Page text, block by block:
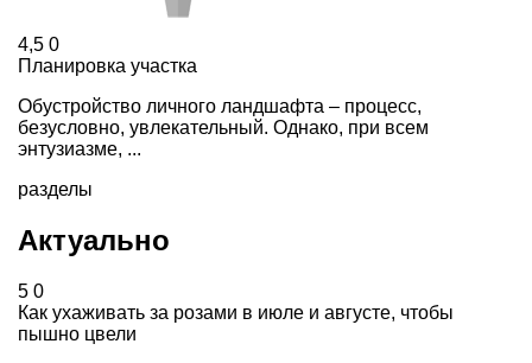
4,5 0
Планировка участка
Обустройство личного ландшафта – процесс,
безусловно, увлекательный. Однако, при всем
энтузиазме, ...
разделы
Актуально
5 0
Как ухаживать за розами в июле и августе, чтобы
пышно цвели